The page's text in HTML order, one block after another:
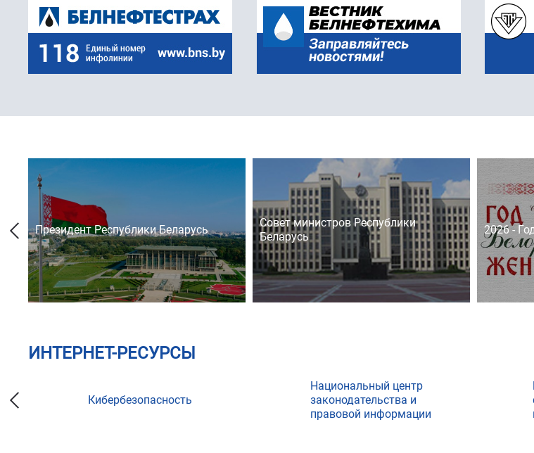
Президент Республики Беларусь
Совет министров Республики
Беларусь
2026 -
ИНТЕРНЕТ-РЕСУРСЫ
Кибербезопасность
Национальный центр
законодательства и
правовой информации